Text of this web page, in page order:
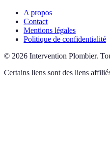
A propos
Contact
Mentions légales
Politique de confidentialité
© 2026 Intervention Plombier.
Certains liens sont des liens